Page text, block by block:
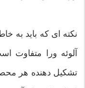
نکته ای که باید به
آلوئه ورا متفاوت
تشکیل دهنده هر